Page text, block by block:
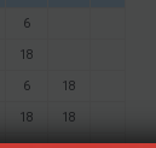
6
18
6 18
18 18